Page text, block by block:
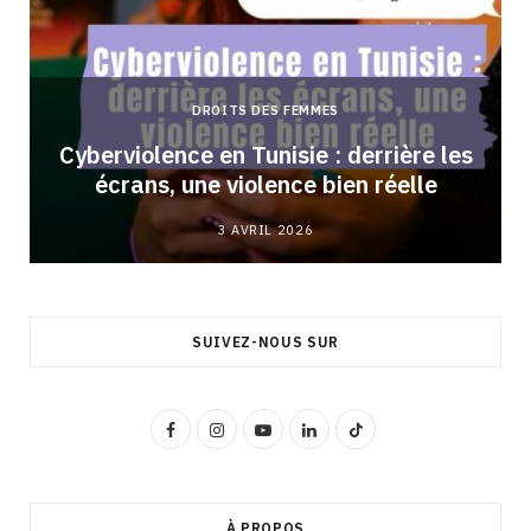
DROITS DES FEMMES
Cyberviolence en Tunisie : derrière les
écrans, une violence bien réelle
3 AVRIL 2026
SUIVEZ-NOUS SUR
F
I
Y
L
T